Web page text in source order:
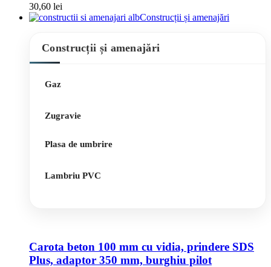
30,60 lei
Construcții și amenajări
Construcții și amenajări
Gaz
Zugravie
Plasa de umbrire
Lambriu PVC
Carota beton 100 mm cu vidia, prindere SDS
Plus, adaptor 350 mm, burghiu pilot